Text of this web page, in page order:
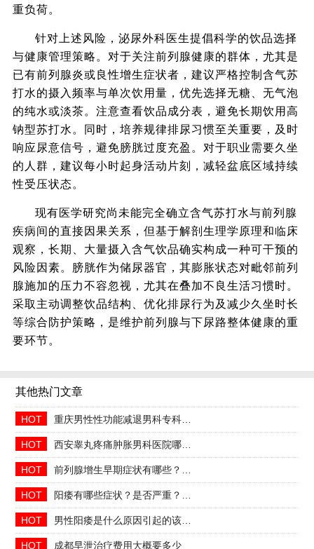
重负荷。
针对上述风险，泌尿外科医生提倡科学的饮品选择
与健康管理策略。对于关注前列腺健康的群体，尤其是
已有前列腺炎或良性增生症状者，建议严格控制含气苏
打水的摄入频率与单次饮用量，优先选择无糖、无气泡
的纯水或淡茶。注意查看饮品成分表，避免长期饮用高
钠型苏打水。同时，培养规律排尿习惯至关重要，及时
响应尿意信号，避免膀胱过度充盈。对于职业需要久坐
的人群，建议每小时起身活动片刻，减轻盆底区域持续
性受压状态。
现有医学研究尚未能完全确立含气苏打水与前列腺
疾病间的直接因果关系，但基于解剖生理学原理和临床
观察，长期、大量摄入含气饮品确实构成一种可干预的
风险因素。膀胱作为储尿器官，其膨胀状态对毗邻前列
腺施加的压力不容忽视，尤其在叠加不良生活习惯时。
采取主动调整饮品结构、优化排尿行为及减少久坐时长
等综合防护策略，是维护前列腺与下尿路整体健康的重
要环节。
其他热门文章
HOT 重庆男性性功能减退男科专科2026年中医调理哪家好
HOT 西安睾丸疼痛肿胀男科医院哪家正规收费合理透明
HOT 前列腺增生早期症状有哪些？2026治疗方法与日常预防指南
HOT 阳痿有哪些症状？是否严重？会自己好吗
HOT 男性阳痿是什么原因引起的该如何治疗
HOT 成都早泄治疗费用大概要多少